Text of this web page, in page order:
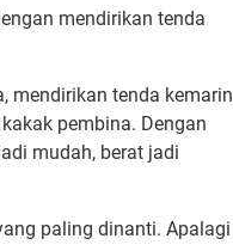
mendirikan tenda
mendirikan tenda kemarin
pembina. Dengan
mudah, berat jadi
paling dinanti. Apalagi